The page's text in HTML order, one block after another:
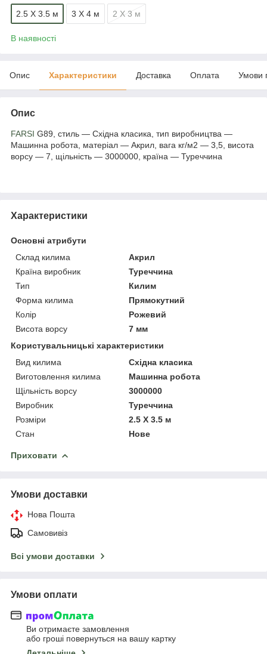
2.5 Х 3.5 м 3 Х 4 м 2 Х 3 м
В наявності
Опис Характеристики Доставка Оплата Умови
Опис
FARSI G89, стиль — Східна класика, тип виробництва —
Машинна робота, матеріал — Акрил, вага кг/м2 — 3,5, висота
ворсу — 7, щільність — 3000000, країна — Туреччина
Характеристики
Основні атрибути
Склад килима
Акрил
Країна виробник
Туреччина
Тип
Килим
Форма килима
Прямокутний
Колір
Рожевий
Висота ворсу
7 мм
Користувальницькі характеристики
Вид килима
Східна класика
Виготовлення килима
Машинна робота
Щільність ворсу
3000000
Виробник
Туреччина
Розміри
2.5 Х 3.5 м
Стан
Нове
Приховати
Умови доставки
Нова Пошта
Самовивіз
Всі умови доставки
Умови оплати
Ви отримаєте замовлення
або гроші повернуться на вашу картку